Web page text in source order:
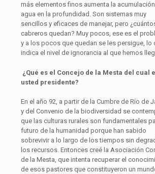
más elementos finos aumenta la
agua en la profundidad. Son sistemas muy
sencillos y eficaces de manejar, pero
cabreros quedan? Muy pocos, ese es el
y a los pocos que quedan se les persigue, lo
indica el nivel de ignorancia al que hemos
¿Qué es el Concejo de la Mesta del cual
usted presidente?
En el año 92, a partir de la Cumbre de Río de
y del Convenio de la biodiversidad se
que las culturas rurales son fundamentales
futuro de la humanidad porque han sabido
sobrevivir a lo largo de los tiempos sin
los recursos. Entonces creé la Asociación
de la Mesta, que intenta recuperar el
de esos pastores que constituyeron un